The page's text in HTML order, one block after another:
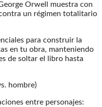
Orwell muestra con
un régimen totalitario
para construir la
en tu obra, manteniendo
de soltar el libro hasta
hombre)
entre personajes: